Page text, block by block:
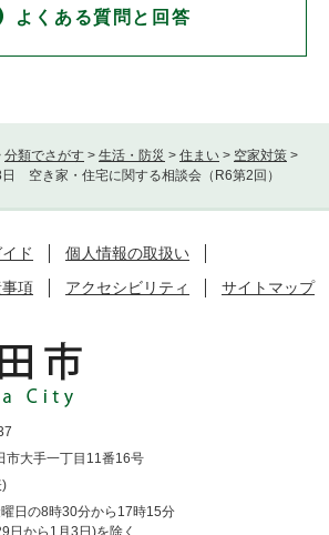
分類でさがす > 生活・防災 > 住まい > 空家対策 >
空き家・住宅に関する相談会（R6第2回）
よくある質問と回答
ド
個人情報の取扱い
項
アクセシビリティ サイトマップ
大手一丁目11番16号
)
日の8時30分から17時15分
から1月3日)を除く